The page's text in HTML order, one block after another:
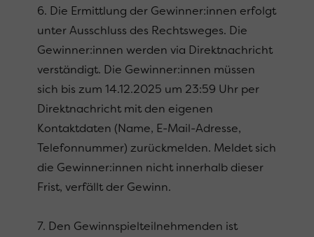
6. Die Ermittlung der Gewinner:innen erfolgt
unter Ausschluss des Rechtsweges. Die
Gewinner:innen werden via Direktnachricht
verständigt. Die Gewinner:innen müssen
sich bis zum 14.12.2025 um 23:59 Uhr per
Direktnachricht mit den eigenen
Kontaktdaten (Name, E-Mail-Adresse,
Telefonnummer) zurückmelden. Meldet sich
die Gewinner:innen nicht innerhalb dieser
Frist, verfällt der Gewinn.
7. Den Gewinnspielteilnehmenden ist